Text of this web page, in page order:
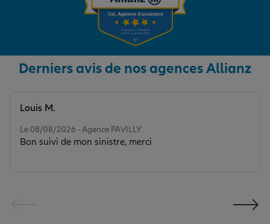
Derniers avis de nos agences Allianz
Le 08/08/2026 - Agence PAVILLY
Bon suivi de mon sinistre, merci
Louis M.